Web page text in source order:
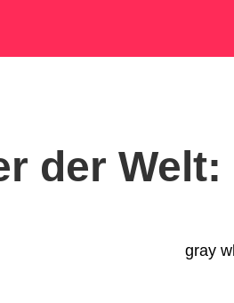
der